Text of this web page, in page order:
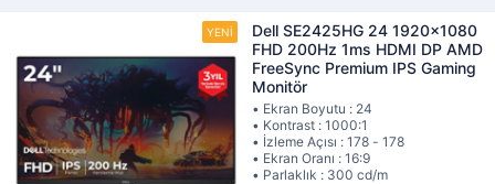
Dell SE2425HG 24 1920x1080
FHD 200Hz 1ms HDMI DP AMD
FreeSync Premium IPS Gaming
Monitör
• Ekran Boyutu : 24
• Kontrast : 1000:1
• İzleme Açısı : 178 - 178
• Ekran Oranı : 16:9
• Parlaklık : 300 cd/m